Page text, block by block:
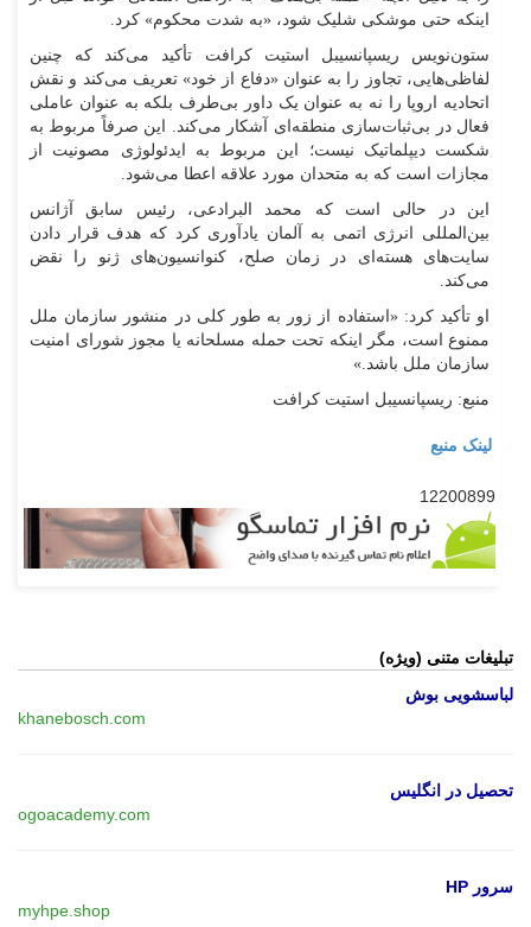
اینکه حتی موشکی شلیک شود، «به شدت محکوم» کرد.
ستون‌نویس ریسپانسیبل استیت کرافت تأکید می‌کند که چنین
لفاظی‌هایی، تجاوز را به عنوان «دفاع از خود» تعریف می‌کند و نقش
اتحادیه اروپا را نه به عنوان یک داور بی‌طرف بلکه به عنوان عاملی
فعال در بی‌ثبات‌سازی منطقه‌ای آشکار می‌کند. این صرفاً مربوط به
شکست دیپلماتیک نیست؛ این مربوط به ایدئولوژی مصونیت از
مجازات است که به متحدان مورد علاقه اعطا می‌شود.
این در حالی است که محمد البرادعی، رئیس سابق آژانس
بین‌المللی انرژی اتمی به آلمان یادآوری کرد که هدف قرار دادن
سایت‌های هسته‌ای در زمان صلح، کنوانسیون‌های ژنو را نقض
می‌کند.
او تأکید کرد: «استفاده از زور به طور کلی در منشور سازمان ملل
ممنوع است، مگر اینکه تحت حمله مسلحانه یا مجوز شورای امنیت
سازمان ملل باشد.»
منبع: ریسپانسیبل استیت کرافت
لینک منبع
12200899
تبلیغات متنی (ویژه)
لباسشویی بوش
khanebosch.com
تحصیل در انگلیس
ogoacademy.com
سرور HP
myhpe.shop